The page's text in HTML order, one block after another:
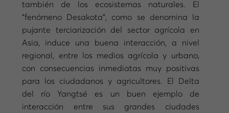
también de los ecosistemas naturales. El
“fenómeno Desakota”, como se denomina la
pujante terciarización del sector agrícola en
Asia, induce una buena interacción, a nivel
regional, entre los medios agrícola y urbano,
con consecuencias inmediatas muy positivas
para los ciudadanos y agricultores. El Delta
del río Yangtsé es un buen ejemplo de
interacción entre sus grandes ciudades